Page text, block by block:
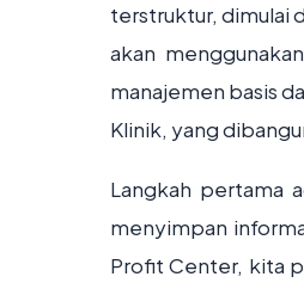
terstruktur, dimulai
akan
manajemen basis
Klinik, yang
Langkah pertama
menyimpan
Profit Center, kita